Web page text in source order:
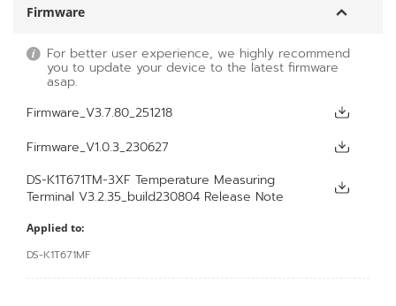
Firmware
For better user experience, we highly recommend
you to update your device to the latest firmware
asap.
Firmware_V3.7.80_251218
Firmware_V1.0.3_230627
DS-K1T671TM-3XF Temperature Measuring
Terminal V3.2.35_build230804 Release Note
Applied to:
DS-K1T671MF